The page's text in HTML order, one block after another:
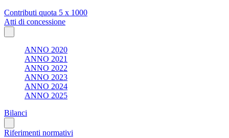
Contributi quota 5 x 1000
Atti di concessione
ANNO 2020
ANNO 2021
ANNO 2022
ANNO 2023
ANNO 2024
ANNO 2025
Bilanci
Riferimenti normativi